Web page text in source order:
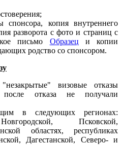
спонсора, копия внутреннего
разворота с фото и страниц с
письмо Образец и копии
родство со спонсором.
визовые отказы
после отказа не получали
в следующих регионах:
Псковской,
областях, республиках
Дагестанской, Северо- и